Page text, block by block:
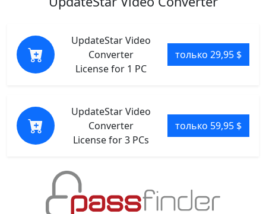
UpdateStar Video
Converter
License for 1 PC
только 29,95 $
UpdateStar Video
Converter
License for 3 PCs
только 59,95 $